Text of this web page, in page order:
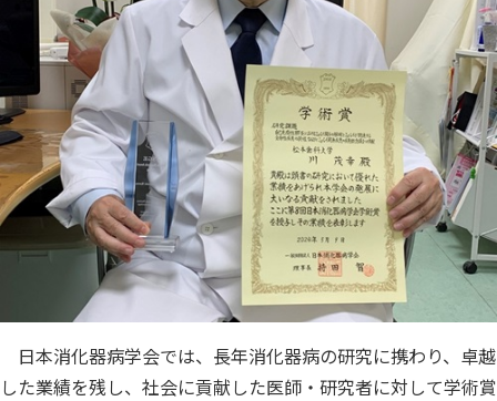
日本消化器病学会では、長年消化器病の研究に携わり、卓越
した業績を残し、社会に貢献した医師・研究者に対して学術賞